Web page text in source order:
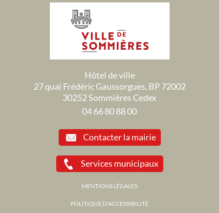
Hôtel de ville
27 quai Frédéric Gaussorgues, BP 72002
30252 Sommières Cedex
04 66 80 88 00
Contacter la mairie
Services municipaux
MENTIONS LÉGALES
POLITIQUE D'ACCESSIBILITÉ